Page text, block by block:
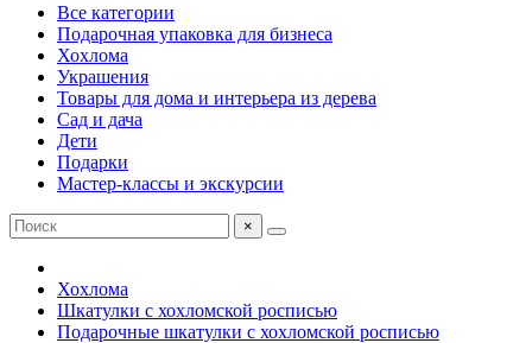
Все категории
Подарочная упаковка для бизнеса
Хохлома
Украшения
Товары для дома и интерьера из дерева
Сад и дача
Дети
Подарки
Мастер-классы и экскурсии
×
Хохлома
Шкатулки с хохломской росписью
Подарочные шкатулки с хохломской росписью